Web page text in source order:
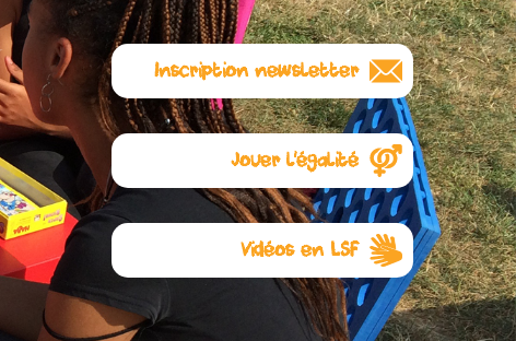
Inscription newsletter
Abonnez-vous à notre
newsletter
Jouer l'égalité
L'égalité commence avec les
jouets. Visitez notre autre site :
Vidéos en LSF
quelques règles de jeux en
Langue des Signes Française
pour lesquelles l’association a